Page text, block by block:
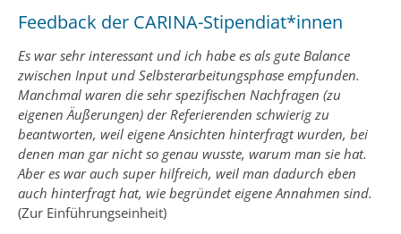
Feedback der CARINA-Stipendiat*innen
Es war sehr interessant und ich habe es als gute Balance
zwischen Input und Selbsterarbeitungsphase empfunden.
Manchmal waren die sehr spezifischen Nachfragen (zu
eigenen Äußerungen) der Referierenden schwierig zu
beantworten, weil eigene Ansichten hinterfragt wurden, bei
denen man gar nicht so genau wusste, warum man sie hat.
Aber es war auch super hilfreich, weil man dadurch eben
auch hinterfragt hat, wie begründet eigene Annahmen sind.
(Zur Einführungseinheit)